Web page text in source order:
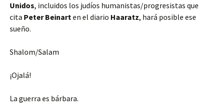
Unidos, incluidos los judíos humanistas/progresistas que
cita Peter Beinarten el diario Haaratz, hará posible ese
sueño.
Shalom/Salam
¡Ojalá!
La guerra es bárbara.